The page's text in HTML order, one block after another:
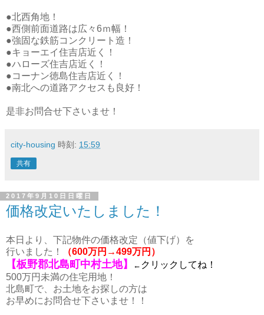
●北西角地！
●西側前面道路は広々6ｍ幅！
●強固な鉄筋コンクリート造！
●キョーエイ住吉店近く！
●ハローズ住吉店近く！
●コーナン徳島住吉店近く！
●南北への道路アクセスも良好！
是非お問合せ下さいませ！
city-housing 時刻: 15:59
共有
2017年9月10日日曜日
価格改定いたしました！
本日より、下記物件の価格改定（値下げ）を
行いました！
（600万円→499万円）
【板野郡北島町中村土地】 ← クリックしてね！
500万円未満の住宅用地！
北島町で、お土地をお探しの方は
お早めにお問合せ下さいませ！！